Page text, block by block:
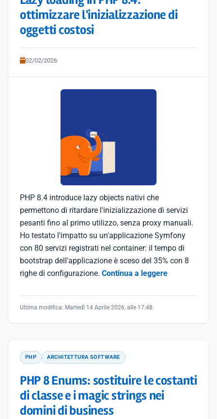
ottimizzare l'inizializzazione di
oggetti costosi
02/02/2026
PHP 8.4 introduce lazy objects nativi che
permettono di ritardare l'inizializzazione di servizi
pesanti fino al primo utilizzo, senza proxy manuali.
Ho testato l'impatto su un'applicazione Symfony
con 80 servizi registrati nel container: il tempo di
bootstrap dell'applicazione è sceso del 35% con 8
righe di configurazione. Continua a leggere
Ultima modifica: Martedì 14 Aprile 2026, alle 17:48
PHP ARCHITETTURA SOFTWARE
PHP 8 Enums: sostituire le costanti
di classe e i magic strings nei
domini di business